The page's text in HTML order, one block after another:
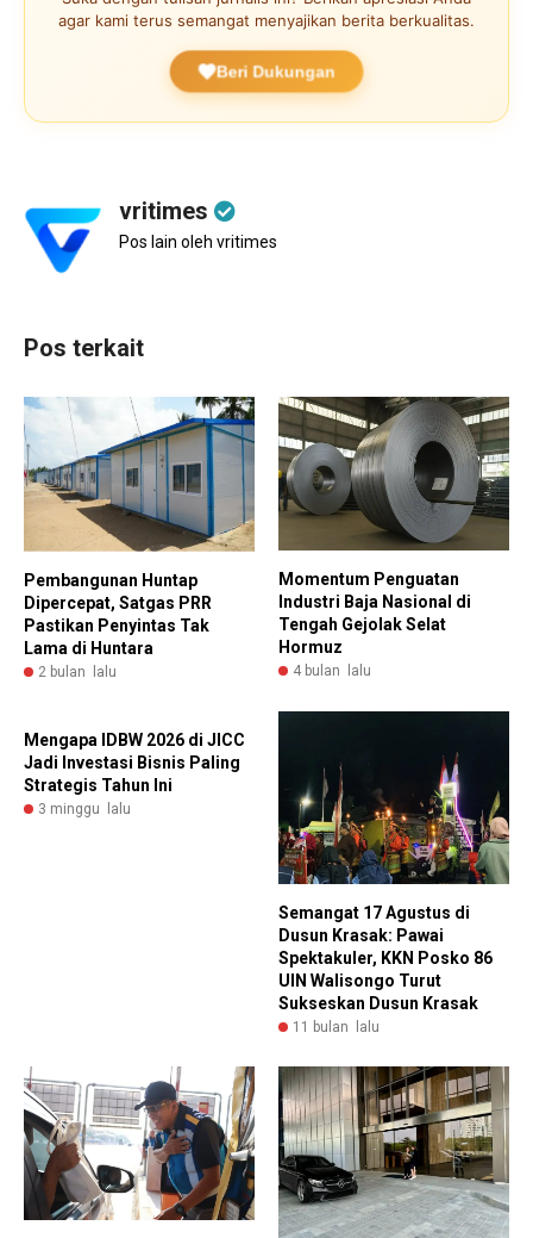
agar kami terus semangat menyajikan berita berkualitas.
Beri Dukungan
vritimes
Pos lain oleh vritimes
Pos terkait
Pembangunan Huntap
Dipercepat, Satgas PRR
Pastikan Penyintas Tak
Lama di Huntara
2 bulan lalu
Momentum Penguatan
Industri Baja Nasional di
Tengah Gejolak Selat
Hormuz
4 bulan lalu
Mengapa IDBW 2026 di JICC
Jadi Investasi Bisnis Paling
Strategis Tahun Ini
3 minggu lalu
Semangat 17 Agustus di
Dusun Krasak: Pawai
Spektakuler, KKN Posko 86
UIN Walisongo Turut
Sukseskan Dusun Krasak
11 bulan lalu